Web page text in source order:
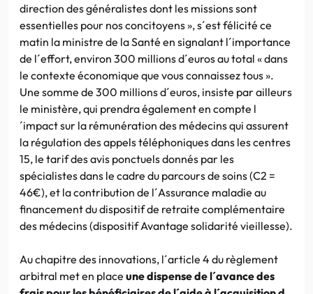
direction des généralistes dont les missions sont
essentielles pour nos concitoyens », s´est félicité ce
matin la ministre de la Santé en signalant l´importance
de l´effort, environ 300 millions d´euros au total « dans
le contexte économique que vous connaissez tous ».
Une somme de 300 millions d´euros, insiste par ailleurs
le ministère, qui prendra également en compte l
´impact sur la rémunération des médecins qui assurent
la régulation des appels téléphoniques dans les centres
15, le tarif des avis ponctuels donnés par les
spécialistes dans le cadre du parcours de soins (C2 =
46€), et la contribution de l´Assurance maladie au
financement du dispositif de retraite complémentaire
des médecins (dispositif Avantage solidarité vieillesse).
Au chapitre des innovations, l´article 4 du règlement
arbitral met en place une dispense de l´avance des